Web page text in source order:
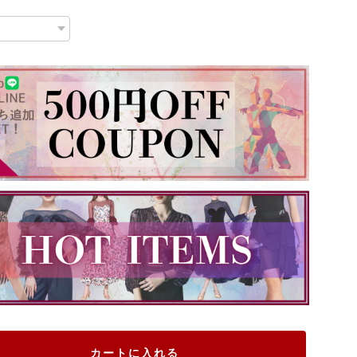
カートに入れる